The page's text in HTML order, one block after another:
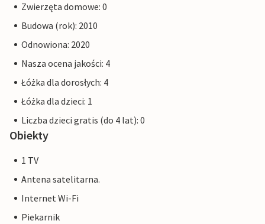
Zwierzęta domowe: 0
Budowa (rok): 2010
Odnowiona: 2020
Nasza ocena jakości: 4
Łóżka dla dorosłych: 4
Łóżka dla dzieci: 1
Liczba dzieci gratis (do 4 lat): 0
Obiekty
1 TV
Antena satelitarna.
Internet Wi-Fi
Piekarnik